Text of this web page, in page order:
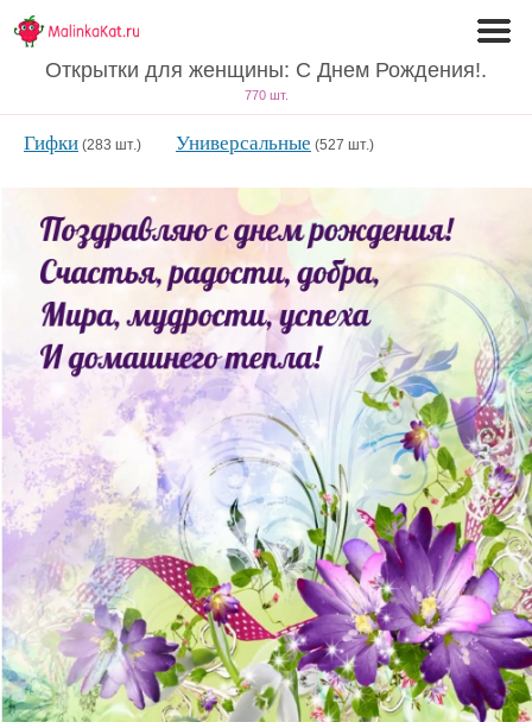
Открытки для женщины: С Днем Рождения!.
770 шт.
Гифки (283 шт.) Универсальные (527 шт.)